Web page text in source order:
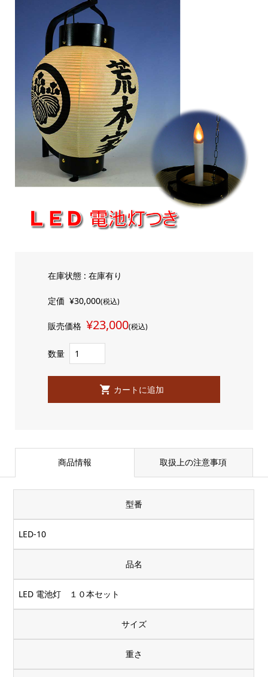
在庫状態 : 在庫有り
定価 ¥30,000(税込)
販売価格 ¥23,000(税込)
数量
商品情報 取扱上の注意事項
型番
LED-10
品名
LED 電池灯 １０本セット
サイズ
重さ